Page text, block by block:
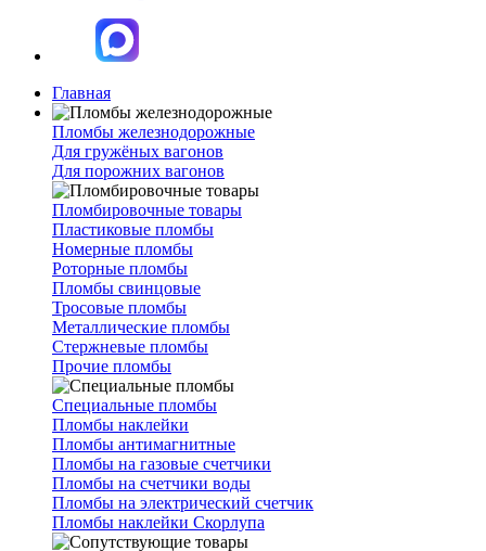
Главная
Пломбы железнодорожные
Для гружёных вагонов
Для порожних вагонов
Пломбировочные товары
Пластиковые пломбы
Номерные пломбы
Роторные пломбы
Пломбы свинцовые
Тросовые пломбы
Металлические пломбы
Стержневые пломбы
Прочие пломбы
Специальные пломбы
Пломбы наклейки
Пломбы антимагнитные
Пломбы на газовые счетчики
Пломбы на счетчики воды
Пломбы на электрический счетчик
Пломбы наклейки Скорлупа